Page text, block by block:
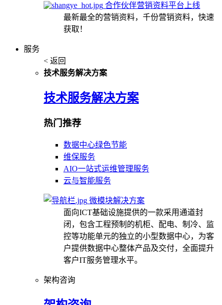
合作伙伴营销资料平台上线
最新最全的营销资料，千份营销资料，快速
获取！
服务
< 返回
技术服务解决方案
技术服务解决方案
热门推荐
数据中心绿色节能
维保服务
AIO一站式运维管理服务
云与智能服务
微模块解决方案
面向ICT基础设施提供的一款采用通道封
闭，包含工程预制的机柜、配电、制冷、监
控等功能单元的独立的小型数据中心，为客
户提供数据中心整体产品及交付，全面提升
客户IT服务管理水平。
架构咨询